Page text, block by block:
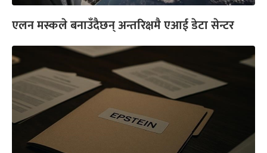
एलन मस्कले बनाउँदैछन् अन्तरिक्षमै एआई डेटा सेन्टर